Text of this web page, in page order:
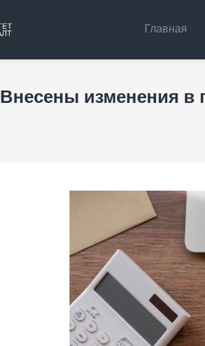
Главная
Внесены изменения в